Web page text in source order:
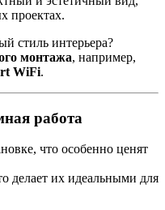
проектах.
стиль интерьера?
монтажа, например,
WiFi.
работа
что особенно ценят
делает их идеальными для